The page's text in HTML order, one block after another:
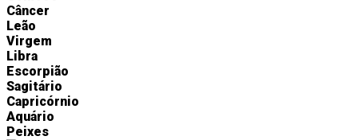
Câncer
Leão
Virgem
Libra
Escorpião
Sagitário
Capricórnio
Aquário
Peixes